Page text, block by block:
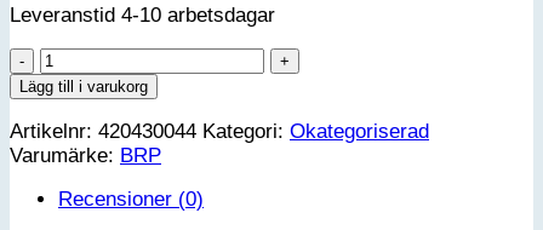
Leveranstid 4-10 arbetsdagar
Square
Ring
mängd
Lägg till i varukorg
Artikelnr: 420430044 Kategori: Okategoriserad
Varumärke: BRP
Recensioner (0)